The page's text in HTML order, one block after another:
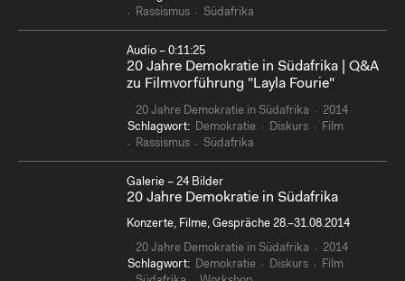
Rassismus
Südafrika
Audio – 0:11:25
20 Jahre Demokratie in Südafrika | Q&A
zu Filmvorführung "Layla Fourie"
20 Jahre Demokratie in Südafrika
2014
Schlagwort:
Demokratie Diskurs
Film
Rassismus
Südafrika
Galerie – 24 Bilder
20 Jahre Demokratie in Südafrika
Konzerte, Filme, Gespräche 28.–31.08.2014
20 Jahre Demokratie in Südafrika
2014
Schlagwort:
Demokratie Diskurs
Film